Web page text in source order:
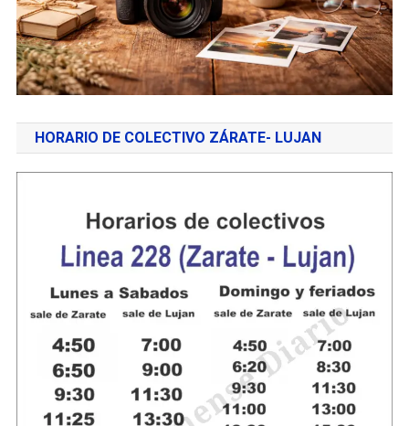
HORARIO DE COLECTIVO ZÁRATE- LUJAN